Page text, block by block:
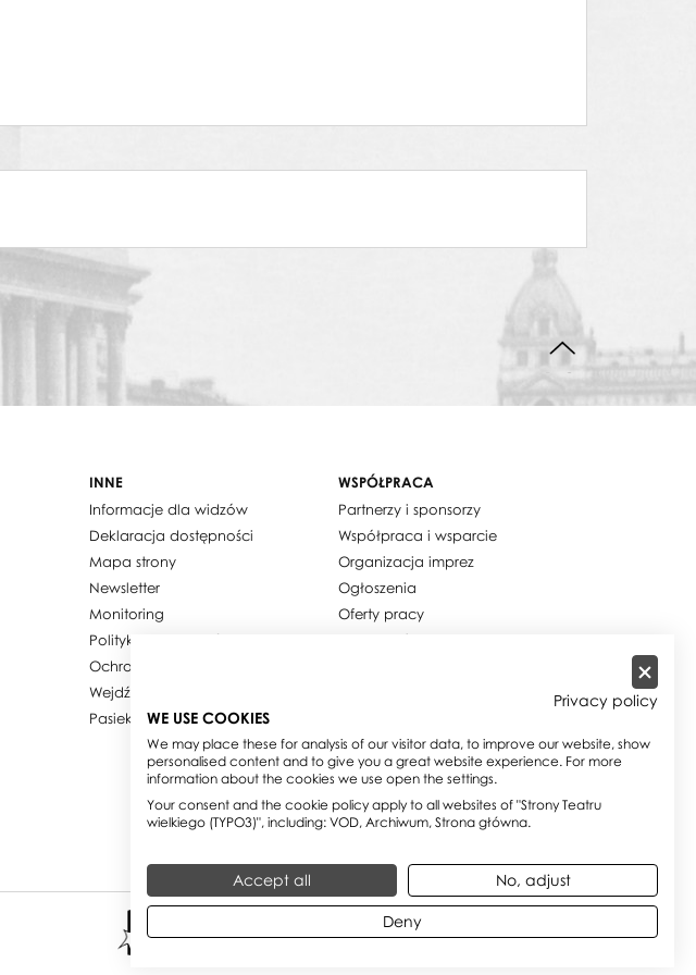
INNE
Informacje dla widzów
Deklaracja dostępności
Mapa strony
Newsletter
Monitoring
Polityka prywatności / Cookies
Ochrona danych osobowych
Wejdź w obiektyw
Pasieka w Teatrze
WSPÓŁPRACA
Partnerzy i sponsorzy
Współpraca i wsparcie
Organizacja imprez
Ogłoszenia
Oferty pracy
Dla mediów
Biuletyn Informacji Publicznej
Privacy policy
WE USE COOKIES
We may place these for analysis of our visitor data, to improve our website, show
personalised content and to give you a great website experience. For more
information about the cookies we use open the settings.
Your consent and the cookie policy apply to all websites of "Strony Teatru
wielkiego (TYPO3)", including: VOD, Archiwum, Strona główna.
Accept all No, adjust
Deny